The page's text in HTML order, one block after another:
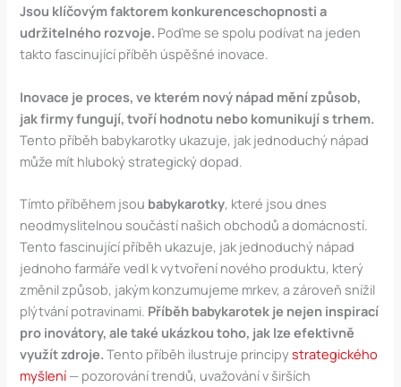
Jsou klíčovým faktorem konkurenceschopnosti a
udržitelného rozvoje. Poďme se spolu podívat na jeden
takto fascinující příběh úspěšné inovace.
Inovace je proces, ve kterém nový nápad mění způsob,
jak firmy fungují, tvoří hodnotu nebo komunikují s trhem.
Tento příběh babykarotky ukazuje, jak jednoduchý nápad
může mít hluboký strategický dopad.
Tímto příběhem jsou babykarotky, které jsou dnes
neodmyslitelnou součástí našich obchodů a domácností.
Tento fascinující příběh ukazuje, jak jednoduchý nápad
jednoho farmáře vedl k vytvoření nového produktu, který
změnil způsob, jakým konzumujeme mrkev, a zároveň snížil
plýtvání potravinami. Příběh babykarotek je nejen inspirací
pro inovátory, ale také ukázkou toho, jak lze efektivně
využít zdroje. Tento příběh ilustruje principystrategického
myšlení — pozorování trendů, uvažování v širších